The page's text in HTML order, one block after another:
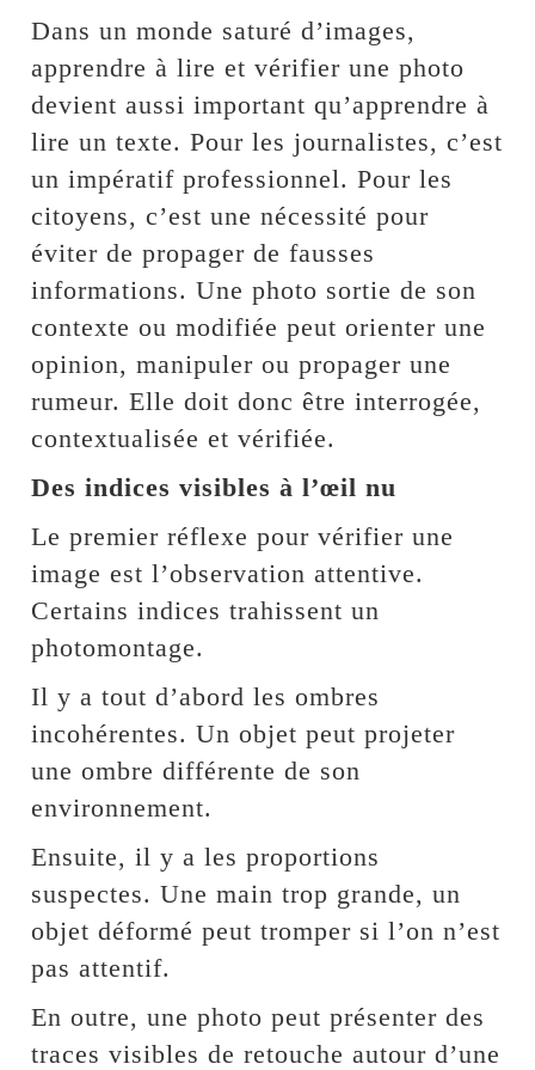
Dans un monde saturé d’images,
apprendre à lire et vérifier une photo
devient aussi important qu’apprendre à
lire un texte. Pour les journalistes, c’est
un impératif professionnel. Pour les
citoyens, c’est une nécessité pour
éviter de propager de fausses
informations. Une photo sortie de son
contexte ou modifiée peut orienter une
opinion, manipuler ou propager une
rumeur. Elle doit donc être interrogée,
contextualisée et vérifiée.
Des indices visibles à l’œil nu
Le premier réflexe pour vérifier une
image est l’observation attentive.
Certains indices trahissent un
photomontage.
Il y a tout d’abord les ombres
incohérentes. Un objet peut projeter
une ombre différente de son
environnement.
Ensuite, il y a les proportions
suspectes. Une main trop grande, un
objet déformé peut tromper si l’on n’est
pas attentif.
En outre, une photo peut présenter des
traces visibles de retouche autour d’une